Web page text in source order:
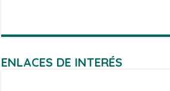
ENLACES DE INTERÉS